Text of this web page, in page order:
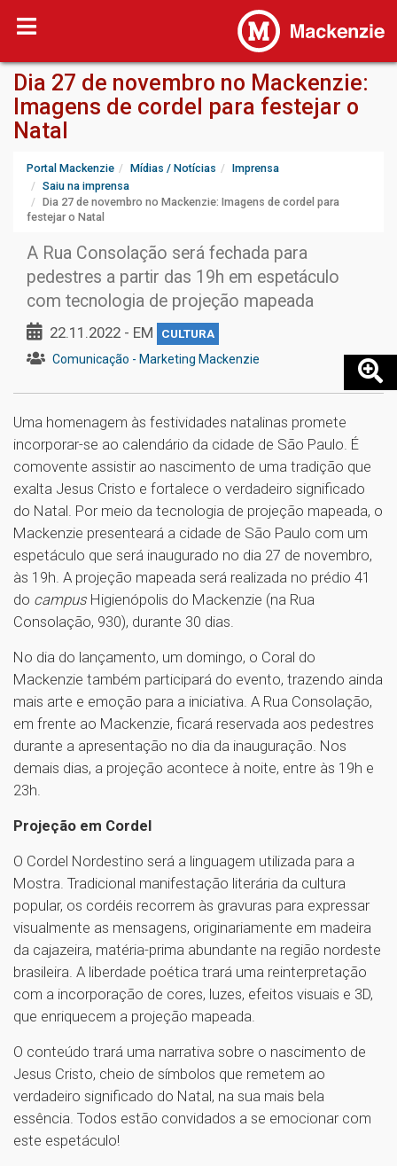
Dia 27 de novembro no Mackenzie:
Imagens de cordel para festejar o
Natal
Portal Mackenzie Mídias / Notícias
Imprensa
Saiu na imprensa
Dia 27 de novembro no Mackenzie: Imagens de cordel para
festejar o Natal
A Rua Consolação será fechada para
pedestres a partir das 19h em espetáculo
com tecnologia de projeção mapeada
22.11.2022 - EM CULTURA
Comunicação - Marketing Mackenzie
Uma homenagem às festividades natalinas promete
incorporar-se ao calendário da cidade de São Paulo. É
comovente assistir ao nascimento de uma tradição que
exalta Jesus Cristo e fortalece o verdadeiro significado
do Natal. Por meio da tecnologia de projeção mapeada, o
Mackenzie presenteará a cidade de São Paulo com um
espetáculo que será inaugurado no dia 27 de novembro,
às 19h. A projeção mapeada será realizada no prédio 41
do campus Higienópolis do Mackenzie (na Rua
Consolação, 930), durante 30 dias.
No dia do lançamento, um domingo, o Coral do
Mackenzie também participará do evento, trazendo ainda
mais arte e emoção para a iniciativa. A Rua Consolação,
em frente ao Mackenzie, ficará reservada aos pedestres
durante a apresentação no dia da inauguração. Nos
demais dias, a projeção acontece à noite, entre às 19h e
23h.
Projeção em Cordel
O Cordel Nordestino será a linguagem utilizada para a
Mostra. Tradicional manifestação literária da cultura
popular, os cordéis recorrem às gravuras para expressar
visualmente as mensagens, originariamente em madeira
da cajazeira, matéria-prima abundante na região nordeste
brasileira. A liberdade poética trará uma reinterpretação
com a incorporação de cores, luzes, efeitos visuais e 3D,
que enriquecem a projeção mapeada.
O conteúdo trará uma narrativa sobre o nascimento de
Jesus Cristo, cheio de símbolos que remetem ao
verdadeiro significado do Natal, na sua mais bela
essência. Todos estão convidados a se emocionar com
este espetáculo!